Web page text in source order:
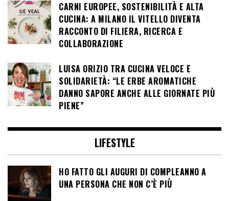
CARNI EUROPEE, SOSTENIBILITÀ E ALTA
CUCINA: A MILANO IL VITELLO DIVENTA
RACCONTO DI FILIERA, RICERCA E
COLLABORAZIONE
LUISA ORIZIO TRA CUCINA VELOCE E
SOLIDARIETÀ: “LE ERBE AROMATICHE
DANNO SAPORE ANCHE ALLE GIORNATE PIÙ
PIENE”
LIFESTYLE
HO FATTO GLI AUGURI DI COMPLEANNO A
UNA PERSONA CHE NON C’È PIÙ